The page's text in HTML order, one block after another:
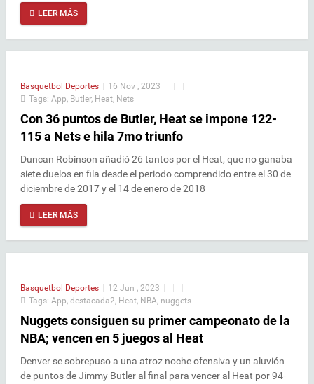
LEER MÁS
Basquetbol Deportes | 16 Nov , 2023 | |
|
Tags: App Butler, Heat Nets
Con 36 puntos de Butler, Heat se impone 122-
115 a Nets e hila 7mo triunfo
Duncan Robinson añadió 26 tantos por el Heat, que no ganaba
siete duelos en fila desde el periodo comprendido entre el 30 de
diciembre de 2017 y el 14 de enero de 2018
LEER MÁS
Basquetbol Deportes | 12 Jun , 2023 | |
|
Tags: App destacada2 Heat NBA nuggets
Nuggets consiguen su primer campeonato de la
NBA; vencen en 5 juegos al Heat
Denver se sobrepuso a una atroz noche ofensiva y un aluvión
de puntos de Jimmy Butler al final para vencer al Heat por 94-